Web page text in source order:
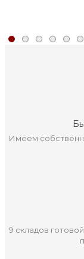
Имеем
9 складов